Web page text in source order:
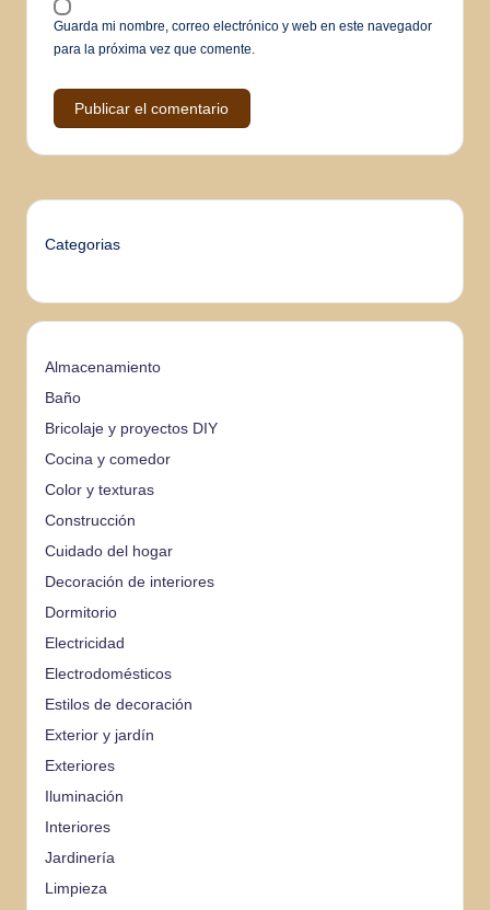
Guarda mi nombre, correo electrónico y web en este navegador
para la próxima vez que comente.
Categorias
Almacenamiento
Baño
Bricolaje y proyectos DIY
Cocina y comedor
Color y texturas
Construcción
Cuidado del hogar
Decoración de interiores
Dormitorio
Electricidad
Electrodomésticos
Estilos de decoración
Exterior y jardín
Exteriores
Iluminación
Interiores
Jardinería
Limpieza